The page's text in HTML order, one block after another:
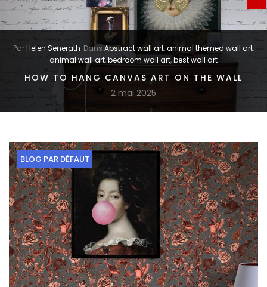
ParHelen Senerath Dans Abstract wall art,animal themed wall art,
animal wall art,bedroom wall art,best wall art
HOW TO HANG CANVAS ART ON THE WALL
2 mai 2025
BLOG PAR DÉFAUT